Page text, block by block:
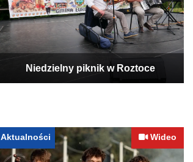
Niedzielny piknik w Roztoce
Aktualności Wideo